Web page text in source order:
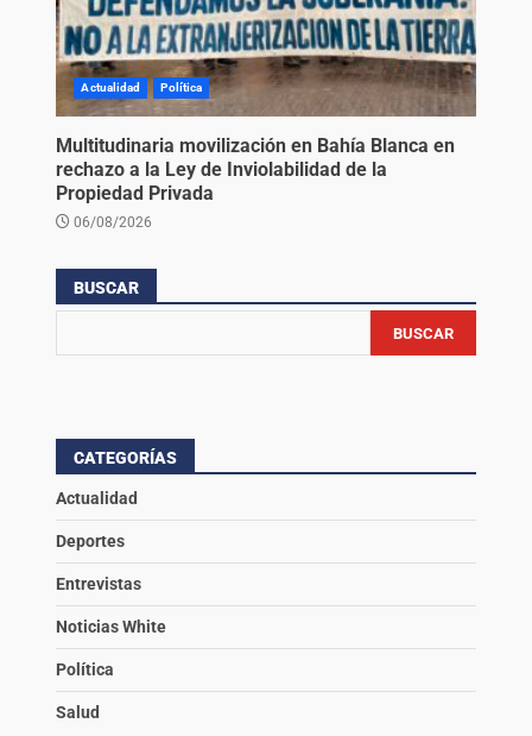
Actualidad Política
Multitudinaria movilización en Bahía Blanca en
rechazo a la Ley de Inviolabilidad de la
Propiedad Privada
06/08/2026
BUSCAR
BUSCAR
CATEGORÍAS
Actualidad
Deportes
Entrevistas
Noticias White
Política
Salud